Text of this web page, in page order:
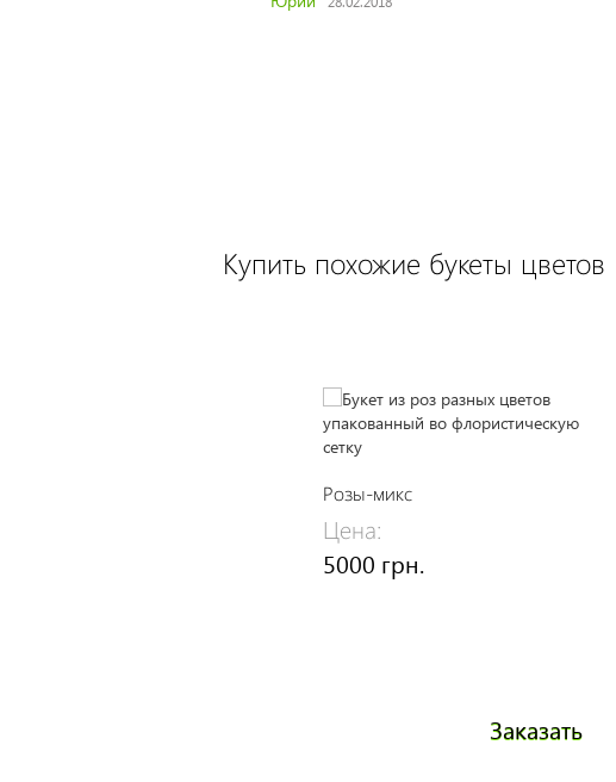
Купить похожие букеты цветов
Розы-микс
Цена:
5000 грн.
Заказать